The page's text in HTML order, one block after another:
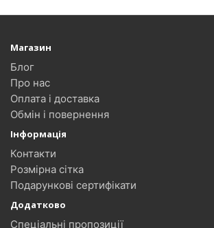
Магазин
Блог
Про нас
Оплата і доставка
Обмін і повернення
Інформація
Контакти
Розмірна сітка
Подарункові сертифікати
Додатково
Спеціальні пропозиції